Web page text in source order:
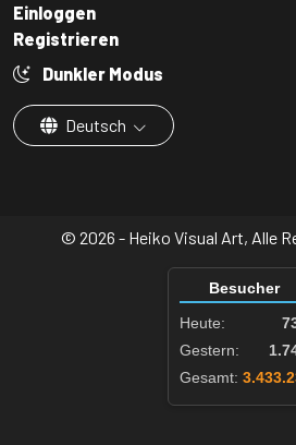
Einloggen
Registrieren
Dunkler Modus
Deutsch
© 2026 - Heiko Visual Art, Alle
Besucher
Heute:
Gestern:
Gesamt: